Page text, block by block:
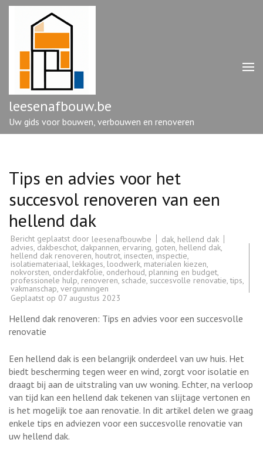
Ga
enter)
leesenafbouw.be
Uw gids voor bouwen, verbouwen en renoveren
Tips en advies voor het
succesvol renoveren van een
hellend dak
Bericht geplaatst door leesenafbouwbe dak hellend dak
advies, dakbeschot, dakpannen, ervaring, goten, hellend dak,
hellend dak renoveren,houtrot, insecten,inspectie,
isolatiemateriaal, lekkages, loodwerk, materialen kiezen,
nokvorsten, onderdakfolie, onderhoud, planning en budget,
professionele hulp, renoveren, schade,succesvolle renovatie,tips,
vakmanschap, vergunningen
Geplaatst op 07 augustus 2023
Hellend dak renoveren: Tips en advies voor een succesvolle
renovatie
Een hellend dak is een belangrijk onderdeel van uw huis. Het
biedt bescherming tegen weer en wind, zorgt voor isolatie en
draagt bij aan de uitstraling van uw woning. Echter, na verloop
van tijd kan een hellend dak tekenen van slijtage vertonen en
is het mogelijk toe aan renovatie. In dit artikel delen we graag
enkele tips en adviezen voor een succesvolle renovatie van
uw hellend dak.